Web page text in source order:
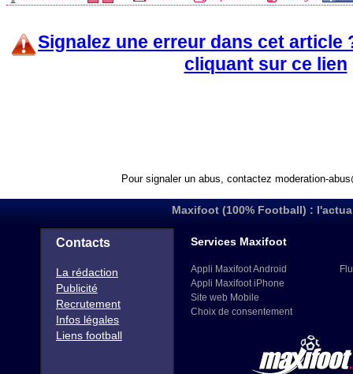
Signalez une erreur dans cet article
cliquant sur ce lien
Pour signaler un abus, contactez moderation-
Maxifoot (100% Football) :
Contacts
La rédaction
Publicité
Recrutement
Infos légales
Liens football
Services Maxifoot
Appli Maxifoot Android
Appli Maxifoot iPhone
Site web Mobile
Choix de consentement